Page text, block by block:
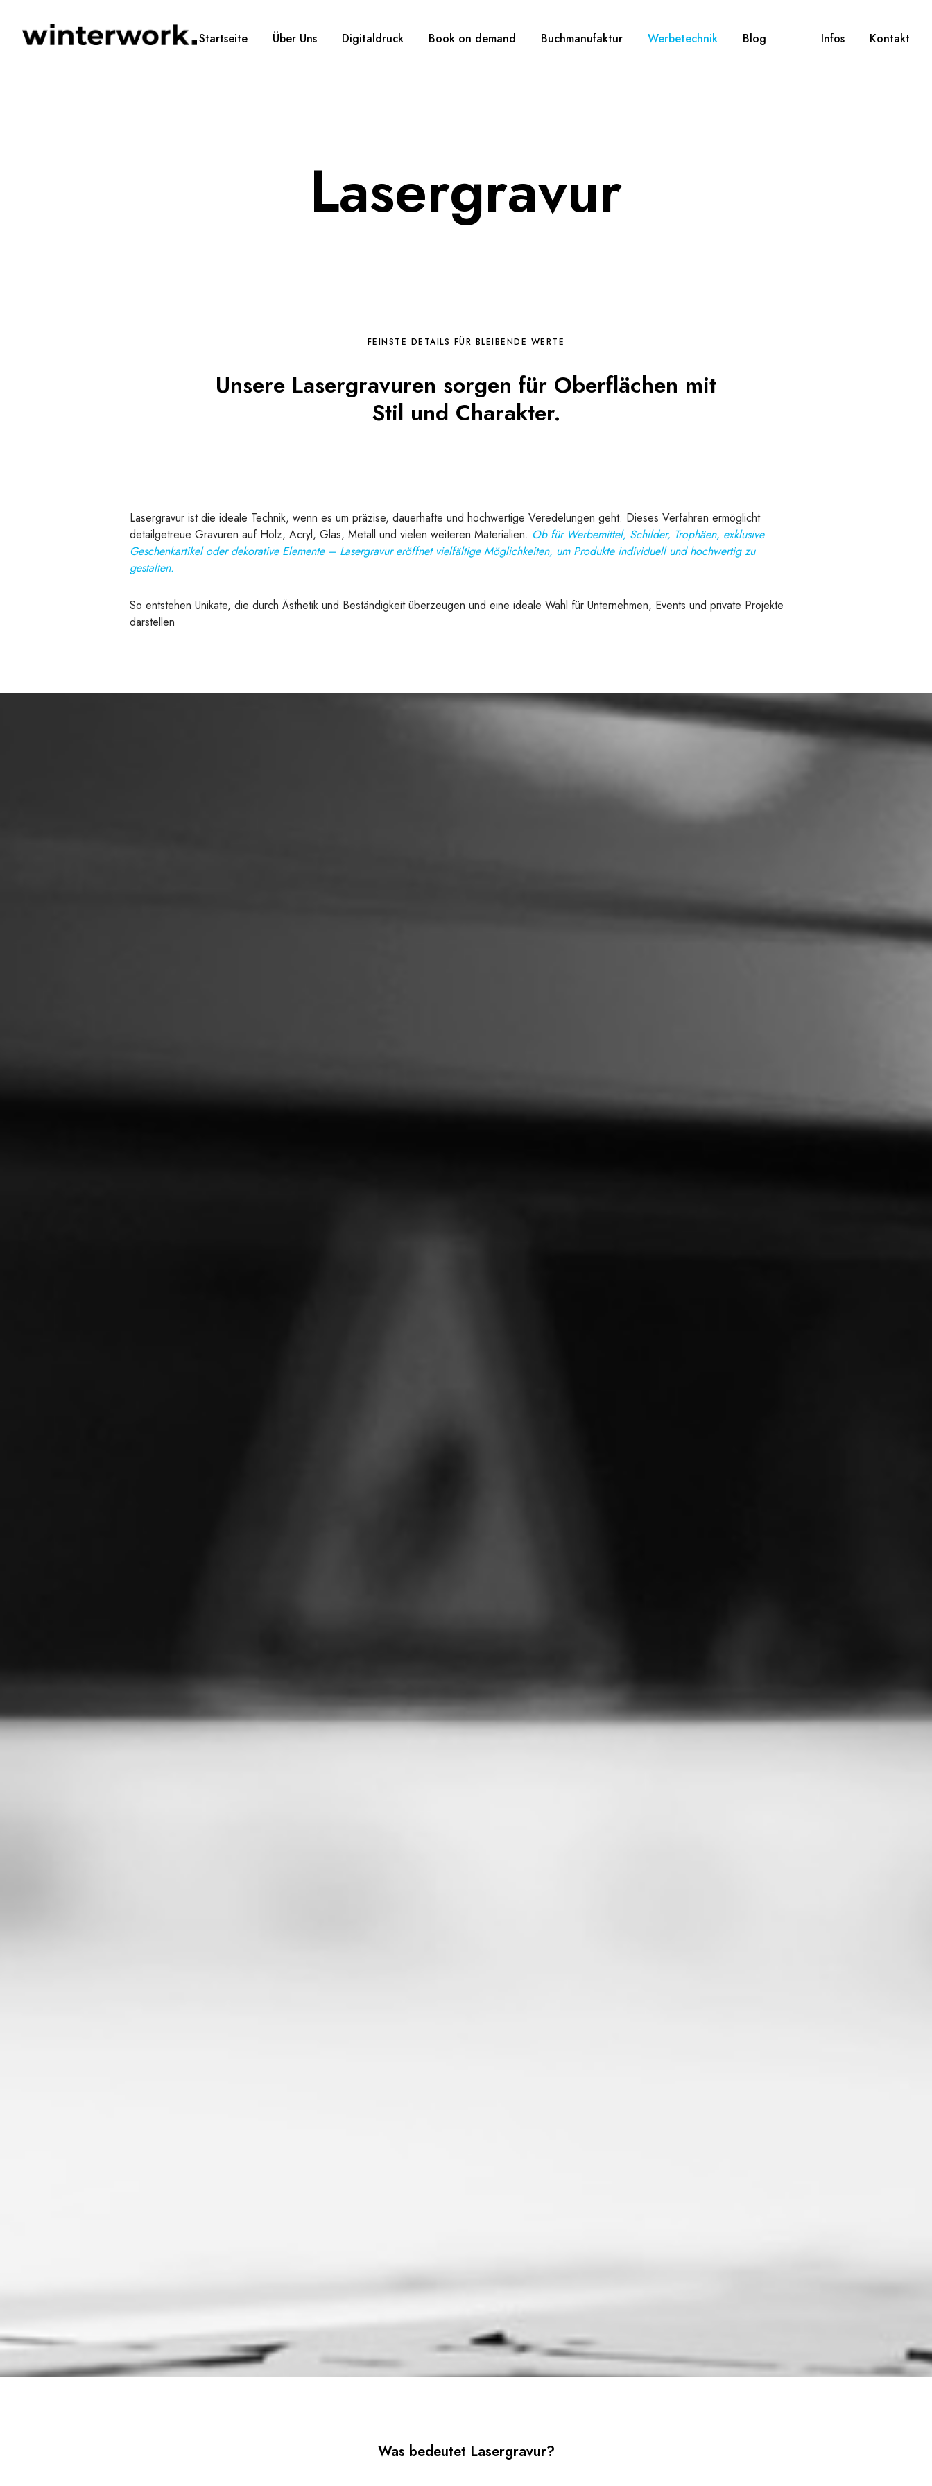
Startseite Über Uns Digitaldruck Book on demand Buchmanufaktur Werbetechnik Blog Infos Kontakt
Lasergravur
FEINSTE DETAILS FÜR BLEIBENDE WERTE
Unsere Lasergravuren sorgen für Oberflächen mit
Stil und Charakter.
Lasergravur ist die ideale Technik, wenn es um präzise, dauerhafte und hochwertige Veredelungen geht. Dieses Verfahren ermöglicht
detailgetreue Gravuren auf Holz, Acryl, Glas, Metall und vielen weiteren Materialien. Ob für Werbemittel, Schilder, Trophäen, exklusive
Geschenkartikel oder dekorative Elemente – Lasergravur eröffnet vielfältige Möglichkeiten, um Produkte individuell und hochwertig zu
gestalten.
So entstehen Unikate, die durch Ästhetik und Beständigkeit überzeugen und eine ideale Wahl für Unternehmen, Events und private Projekte
darstellen
Was bedeutet Lasergravur?